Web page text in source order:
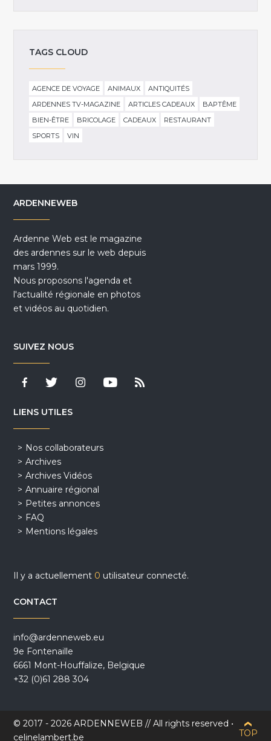
TAGS CLOUD
AGENCE DE VOYAGE ANIMAUX
ANTIQUITÉS
ARDENNES TV-MAGAZINE
ARTICLES CADEAUX
BAPTÊME
BIEN-ÊTRE
BRICOLAGE CADEAUX
RESTAURANT
SPORTS
VIN
ARDENNEWEB
Ardenne Web est le magazine
des ardennes sur le web depuis
mars 1999.
Nous proposons l'agenda et
l'actualité régionale en photos
et vidéos au quotidien.
SUIVEZ NOUS
LIENS UTILES
Nos collaborateurs
Archives
Archives Vidéos
Annuaire régional
Petites annonces
FAQ
Mentions légales
Il y a actuellement 0 utilisateur connecté.
CONTACT
info@ardenneweb.eu
9e Fontenaille
6661 Mont-Houffalize, Belgique
+32 (0)61 288 304
© 2017 - 2026 ARDENNEWEB // All rights reserved •
celinelambert.be
TOP